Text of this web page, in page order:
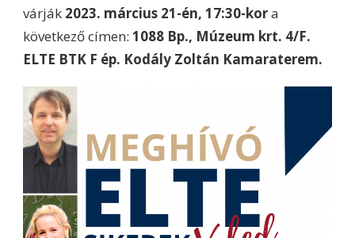
várják 2023. március 21-én, 17:30-kora
következő címen: 1088 Bp., Múzeum krt. 4/F.
ELTE BTK F ép. Kodály Zoltán Kamaraterem.